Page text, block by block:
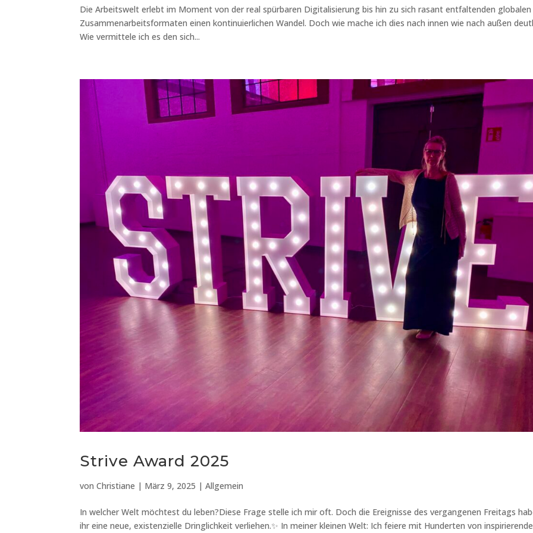
Die Arbeitswelt erlebt im Moment von der real spürbaren Digitalisierung bis hin zu sich rasant entfaltenden globalen
Zusammenarbeitsformaten einen kontinuierlichen Wandel. Doch wie mache ich dies nach innen wie nach außen
Wie vermittele ich es den sich...
Strive Award 2025
vonChristiane | März 9, 2025 |Allgemein
In welcher Welt möchtest du leben?Diese Frage stelle ich mir oft. Doch die Ereignisse des vergangenen Freitags
ihr eine neue, existenzielle Dringlichkeit verliehen.✨ In meiner kleinen Welt: Ich feiere mit Hunderten von